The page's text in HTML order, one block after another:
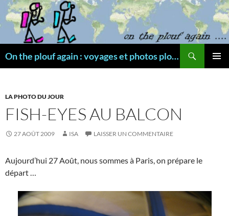
Aller
au
contenu
On the plouf again : voyages et photos plongée
LA PHOTO DU JOUR
FISH-EYES AU BALCON
27 AOÛT 2009 ISA LAISSER UN COMMENTAIRE
Aujourd’hui 27 Août, nous sommes à Paris, on prépare le
départ …